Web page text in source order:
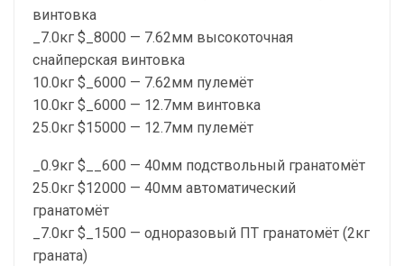
винтовка
_7.0кг $_8000 — 7.62мм высокоточная
снайперская винтовка
10.0кг $_6000 — 7.62мм пулемёт
10.0кг $_6000 — 12.7мм винтовка
25.0кг $15000 — 12.7мм пулемёт
_0.9кг $__600 — 40мм подствольный гранатомёт
25.0кг $12000 — 40мм автоматический
гранатомёт
_7.0кг $_1500 — одноразовый ПТ гранатомёт (2кг
граната)